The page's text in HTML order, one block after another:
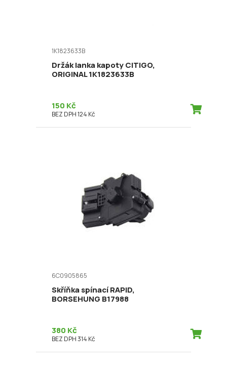
1K1823633B
Držák lanka kapoty CITIGO,
ORIGINAL 1K1823633B
150 Kč
BEZ DPH 124 Kč
6C0905865
Skříňka spínací RAPID,
BORSEHUNG B17988
380 Kč
BEZ DPH 314 Kč